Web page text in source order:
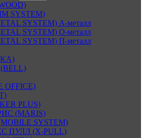
SYSTEM)
SYSTEM) А-металл
SYSTEM) О-металл
SYSTEM) П-металл
PLUS)
(MARIS)
SYSTEM)
ПУЛЛ (X-PULL)